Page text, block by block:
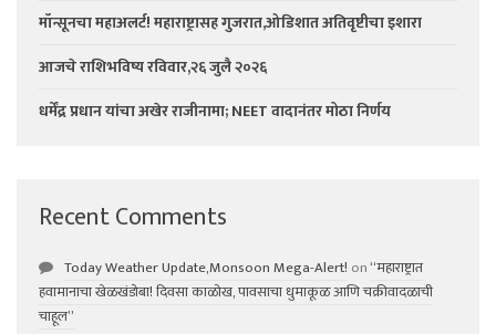
मॉन्सूनचा महाअलर्ट! महाराष्ट्रासह गुजरात,ओडिशात अतिवृष्टीचा इशारा
आजचे राशिभविष्य रविवार,२६ जुलै २०२६
धर्मेंद्र प्रधान यांचा अखेर राजीनामा; NEET वादानंतर मोठा निर्णय
Recent Comments
Today Weather Update,Monsoon Mega-Alert! on“महाराष्ट्रात
हवामानाचा खेळखंडोबा! दिवसा काळोख, पावसाचा धुमाकूळ आणि चक्रीवादळाची
चाहूल”